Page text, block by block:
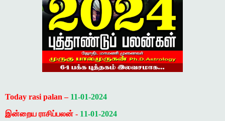
Today rasi palan – 11-01-2024
இன்றைய ராசிப்பலன் - 11-01-2024